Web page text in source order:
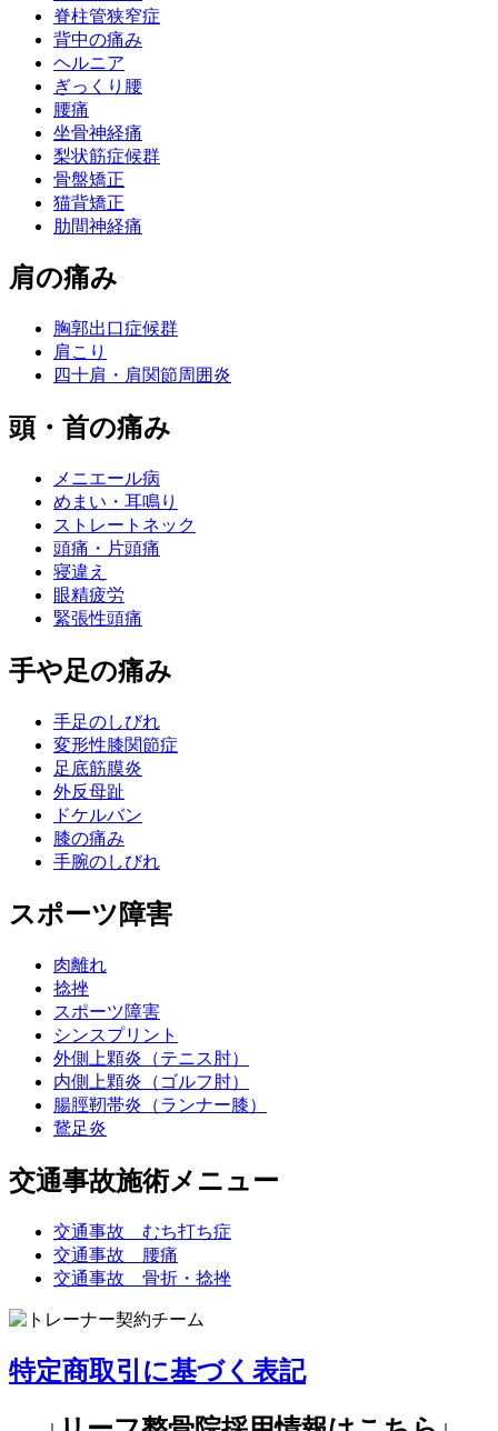
脊柱管狭窄症
背中の痛み
ヘルニア
ぎっくり腰
腰痛
坐骨神経痛
梨状筋症候群
骨盤矯正
猫背矯正
肋間神経痛
肩の痛み
胸郭出口症候群
肩こり
四十肩・肩関節周囲炎
頭・首の痛み
メニエール病
めまい・耳鳴り
ストレートネック
頭痛・片頭痛
寝違え
眼精疲労
緊張性頭痛
手や足の痛み
手足のしびれ
変形性膝関節症
足底筋膜炎
外反母趾
ドケルバン
膝の痛み
手腕のしびれ
スポーツ障害
肉離れ
捻挫
スポーツ障害
シンスプリント
外側上顆炎（テニス肘）
内側上顆炎（ゴルフ肘）
腸脛靭帯炎（ランナー膝）
鵞足炎
交通事故施術メニュー
交通事故 むち打ち症
交通事故 腰痛
交通事故 骨折・捻挫
特定商取引に基づく表記